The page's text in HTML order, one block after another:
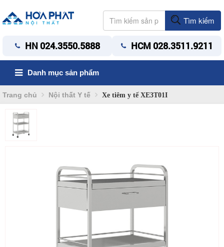
Tìm kiếm
HN 024.3550.5888 HCM 028.3511.9211
Danh mục sản phẩm
Trang chủ Nội thất Y tế Xe tiêm y tế XE3T01I